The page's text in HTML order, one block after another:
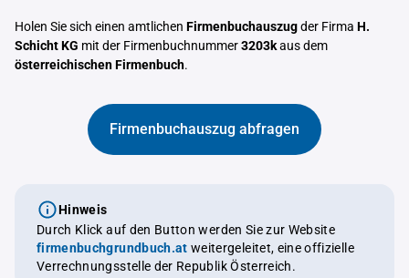
Holen Sie sich einen amtlichen Firmenbuchauszugder Firma H.
Schicht KG mit der Firmenbuchnummer3203kaus dem
österreichischen Firmenbuch.
Firmenbuchauszug abfragen
Hinweis
Durch Klick auf den Button werden Sie zur Website
firmenbuchgrundbuch.at weitergeleitet, eine offizielle
Verrechnungsstelle der Republik Österreich.